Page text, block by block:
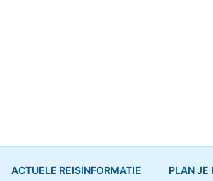
ACTUELE REISINFORMATIE PLAN JE